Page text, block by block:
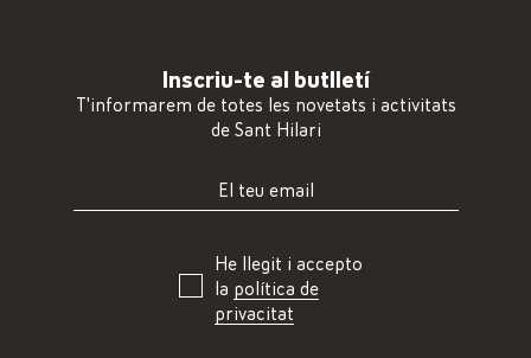
Inscriu-te al butlletí
T'informarem de totes les novetats i activitats
de Sant Hilari
He llegit i accepto
la política de
privacitat